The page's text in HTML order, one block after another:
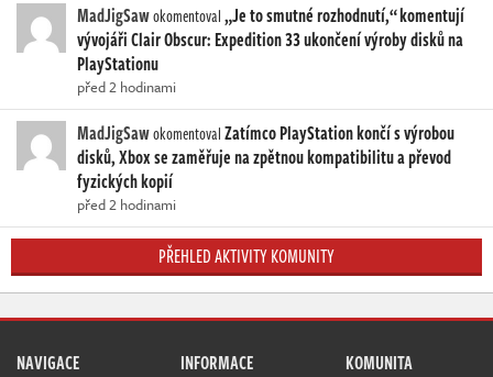
MadJigSawokomentoval„Je to smutné rozhodnutí,“ komentují
vývojáři Clair Obscur: Expedition 33 ukončení výroby disků na
PlayStationu
před 2 hodinami
MadJigSawokomentovalZatímco PlayStation končí s výrobou
disků, Xbox se zaměřuje na zpětnou kompatibilitu a převod
fyzických kopií
před 2 hodinami
PŘEHLED AKTIVITY KOMUNITY
NAVIGACE INFORMACE KOMUNITA